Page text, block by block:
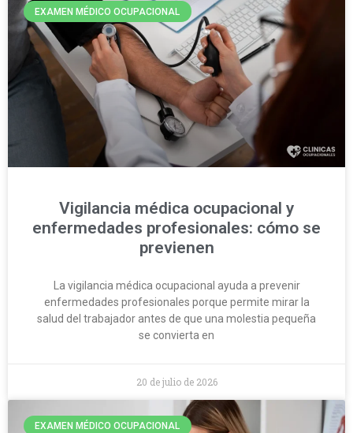
EXAMEN MÉDICO OCUPACIONAL
Vigilancia médica ocupacional y
enfermedades profesionales: cómo se
previenen
La vigilancia médica ocupacional ayuda a prevenir
enfermedades profesionales porque permite mirar la
salud del trabajador antes de que una molestia pequeña
se convierta en
20 de julio de 2026
EXAMEN MÉDICO OCUPACIONAL